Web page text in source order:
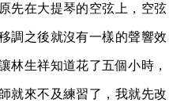
先在大提琴的空弦上，空弦
調之後就沒有一樣的聲響效
林生祥知道花了五個小時，
就來不及練習了，我就先改